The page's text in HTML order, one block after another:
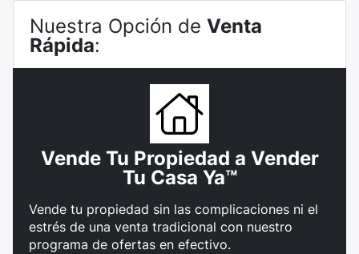
Nuestra Opción de Venta
Rápida:
Vende Tu Propiedad a Vender
Tu Casa Ya™
Vende tu propiedad sin las complicaciones ni el
estrés de una venta tradicional con nuestro
programa de ofertas en efectivo.